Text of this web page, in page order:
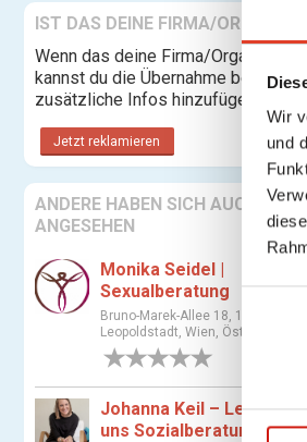
Wir
und
i
i
l
IST DAS DEINE FIRMA/
Wenn das deine Firma/Organisation
kannst du die Übernahme
zusätzliche Infos hinzufügen.
Jetzt reklamieren
ANDERE HABEN SICH AUCH
ANGESEHEN
Monika Seidel |
Sexualberatung
Bruno-Marek-Allee 18, 1020 Wien
Leopoldstadt, Wien, Österreich
Johanna Keil – Lebens-
uns Sozialberatung